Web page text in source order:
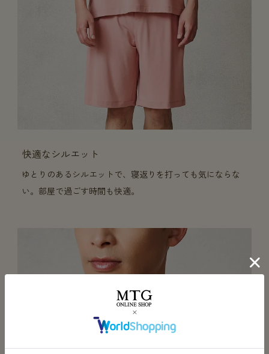
快適なシルエット
ゆとりのあるシルエットで、寝返りを打っても気にならな
い。部屋で過ごす時間も快適。